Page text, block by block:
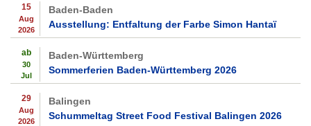
15
Aug
2026
Baden-Baden
Ausstellung: Entfaltung der Farbe Simon Hantaï
ab
30
Jul
Baden-Württemberg
Sommerferien Baden-Württemberg 2026
29
Aug
2026
Balingen
Schummeltag Street Food Festival Balingen 2026